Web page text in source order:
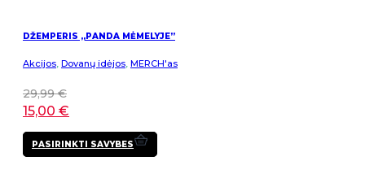
DŽEMPERIS „PANDA MĖMELYJE”
Akcijos, Dovanų idėjos, MERCH'as
29,99€
15,00 €
PASIRINKTI SAVYBES
This
product